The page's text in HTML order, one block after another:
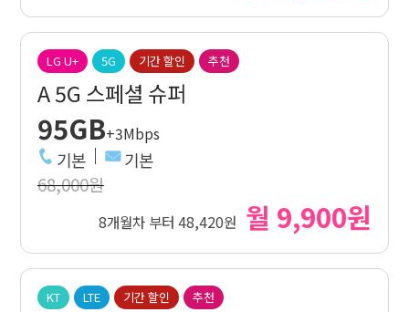
LG U+ 5G 기간 할인 추천
A 5G 스페셜 슈퍼
95GB+3Mbps
기본 기본
68,000원
8개월차 부터 48,420원 월 9,900원
KT LTE 기간 할인 추천